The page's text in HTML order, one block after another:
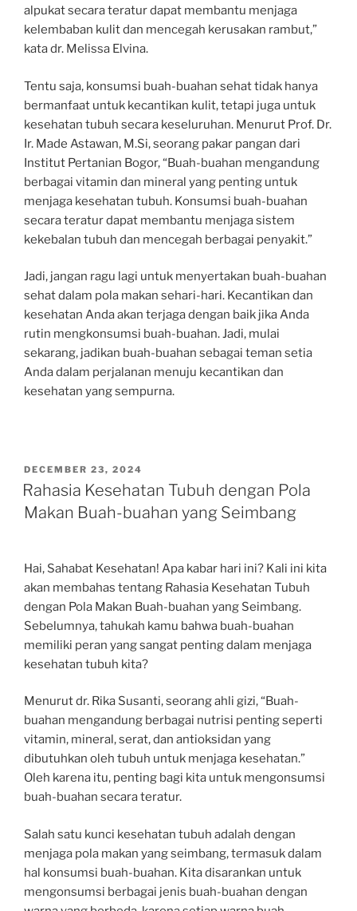
alpukat secara teratur dapat membantu menjaga
kelembaban kulit dan mencegah kerusakan rambut,”
kata dr. Melissa Elvina.
Tentu saja, konsumsi buah-buahan sehat tidak hanya
bermanfaat untuk kecantikan kulit, tetapi juga untuk
kesehatan tubuh secara keseluruhan. Menurut Prof. Dr.
Ir. Made Astawan, M.Si, seorang pakar pangan dari
Institut Pertanian Bogor, “Buah-buahan mengandung
berbagai vitamin dan mineral yang penting untuk
menjaga kesehatan tubuh. Konsumsi buah-buahan
secara teratur dapat membantu menjaga sistem
kekebalan tubuh dan mencegah berbagai penyakit.”
Jadi, jangan ragu lagi untuk menyertakan buah-buahan
sehat dalam pola makan sehari-hari. Kecantikan dan
kesehatan Anda akan terjaga dengan baik jika Anda
rutin mengkonsumsi buah-buahan. Jadi, mulai
sekarang, jadikan buah-buahan sebagai teman setia
Anda dalam perjalanan menuju kecantikan dan
kesehatan yang sempurna.
POSTED
ON
DECEMBER 23, 2024
Rahasia Kesehatan Tubuh dengan Pola
Makan Buah-buahan yang Seimbang
Hai, Sahabat Kesehatan! Apa kabar hari ini? Kali ini kita
akan membahas tentang Rahasia Kesehatan Tubuh
dengan Pola Makan Buah-buahan yang Seimbang.
Sebelumnya, tahukah kamu bahwa buah-buahan
memiliki peran yang sangat penting dalam menjaga
kesehatan tubuh kita?
Menurut dr. Rika Susanti, seorang ahli gizi, “Buah-
buahan mengandung berbagai nutrisi penting seperti
vitamin, mineral, serat, dan antioksidan yang
dibutuhkan oleh tubuh untuk menjaga kesehatan.”
Oleh karena itu, penting bagi kita untuk mengonsumsi
buah-buahan secara teratur.
Salah satu kunci kesehatan tubuh adalah dengan
menjaga pola makan yang seimbang, termasuk dalam
hal konsumsi buah-buahan. Kita disarankan untuk
mengonsumsi berbagai jenis buah-buahan dengan